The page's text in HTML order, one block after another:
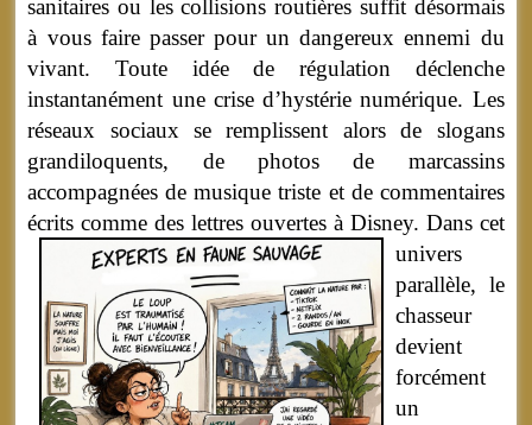
sanitaires ou les collisions routières suffit désormais
à vous faire passer pour un dangereux ennemi du
vivant. Toute idée de régulation déclenche
instantanément une crise d’hystérie numérique. Les
réseaux sociaux se remplissent alors de slogans
grandiloquents, de photos de marcassins
accompagnées de musique triste et de commentaires
écrits comme des lettres ouvertes à Disney. Dans cet
univers
parallèle, le
chasseur
devient
forcément
un